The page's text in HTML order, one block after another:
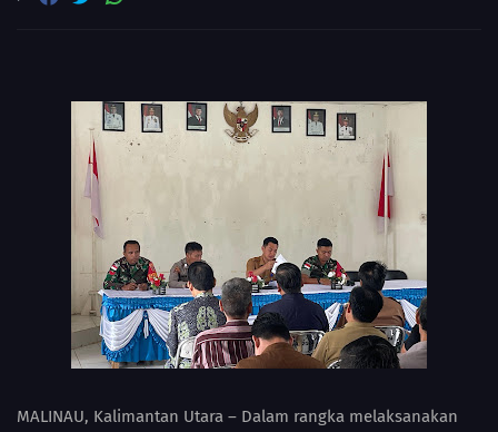
MALINAU, Kalimantan Utara – Dalam rangka melaksanakan